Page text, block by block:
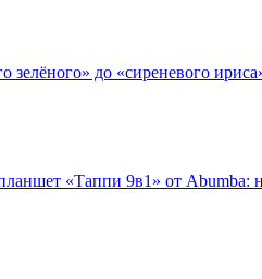
зелёного» до «сиреневого
«Таппи 9в1» от Abumba: